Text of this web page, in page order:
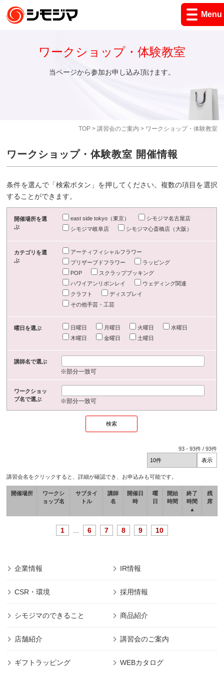
Menu
TOP> 講習会のご案内 > ワークショップ・体験教室
ワークショップ・体験教室
当ページから参加お申し込み頂けます。
ワークショップ・体験教室 開催情報
条件を選んで「検索ボタン」を押してください。複数の項目を選択
することができます。
開催場所を選
ぶ
east side tokyo（東京）
シモジマ名古屋店
シモジマ岐阜店
シモジマ心斎橋店（大阪）
カテゴリを選
ぶ
アーティフィシャルフラワー
プリザーブドフラワー
ラッピング
POP
スクラップブッキング
ハワイアンリボンレイ
ウェディング関連
クラフト
ディスプレイ
その他手芸・工芸
曜日を選ぶ 日曜日 月曜日 火曜日
水曜日
木曜日
金曜日 土曜日
講師名で選ぶ
※部分一致可
ワークショッ
プ名で選ぶ
※部分一致可
93 -93件 /93件
講習会名をクリックすると、詳細が確認でき、お申込みも可能です。
開催場所
ワークシ
ョップ名
サブタイ
トル
講師
名
開催日
時
曜
日
開始
時間
終了
時間
▲
残
席
1 6 7 8 9 10
企業情報 IR情報
CSR・環境 採用情報
シモジマのできること 商品紹介
店舗紹介 講習会のご案内
ギフトラッピング WEBカタログ